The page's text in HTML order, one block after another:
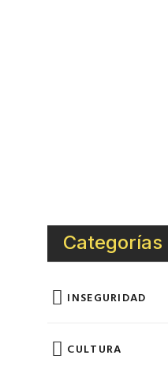
Categorías
INSEGURIDAD
CULTURA